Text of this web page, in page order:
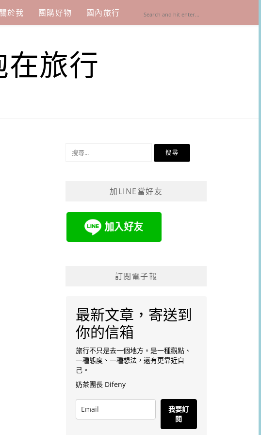
關於我 團購好物 國內旅行
在旅行
加LINE當好友
訂閱電子報
最新文章，寄送到
你的信箱
旅行不只是去一個地方。是一種觀點、
一種態度、一種想法，還有更靠近自
己。
奶茶團長 Difeny
我要訂
閱